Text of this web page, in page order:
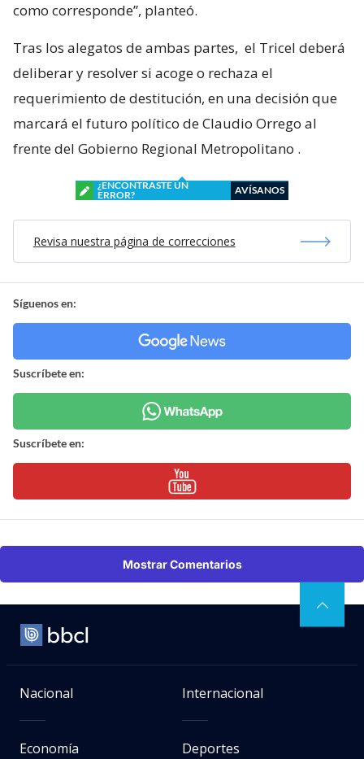
como corresponde”, planteó.
Tras los alegatos de ambas partes, el Tricel deberá
deliberar y resolver si acoge o rechaza el
requerimiento de destitución, en una decisión que
marcará el futuro político de Claudio Orrego al
frente del Gobierno Regional Metropolitano .
¿ENCONTRASTE UN
ERROR?
AVÍSANOS
Revisa nuestra página de correcciones
Síguenos en:
Suscríbete en:
Suscríbete en:
Mostrar Comentarios
Nacional Internacional
Economía Deportes